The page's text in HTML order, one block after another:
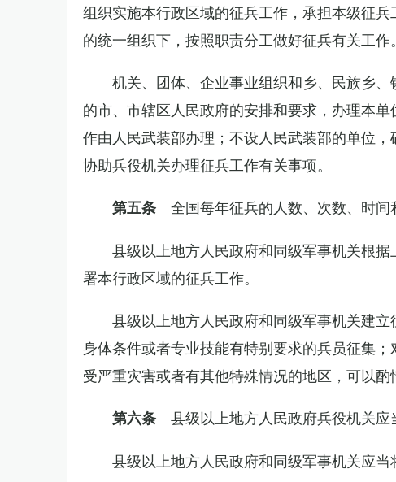
组织实施本行政区域的征兵工作，承担本级征
的统一组织下，按照职责分工做好征兵有关工作。
机关、团体、企业事业组织和乡、民族乡
的市、市辖区人民政府的安排和要求，办理本
作由人民武装部办理；不设人民武装部的单位
协助兵役机关办理征兵工作有关事项。
第五条 全国每年征兵的人数、次数、时间
县级以上地方人民政府和同级军事机关根
署本行政区域的征兵工作。
县级以上地方人民政府和同级军事机关建
身体条件或者专业技能有特别要求的兵员征集
受严重灾害或者有其他特殊情况的地区，可以酌
第六条 县级以上地方人民政府兵役机关应
县级以上地方人民政府和同级军事机关应